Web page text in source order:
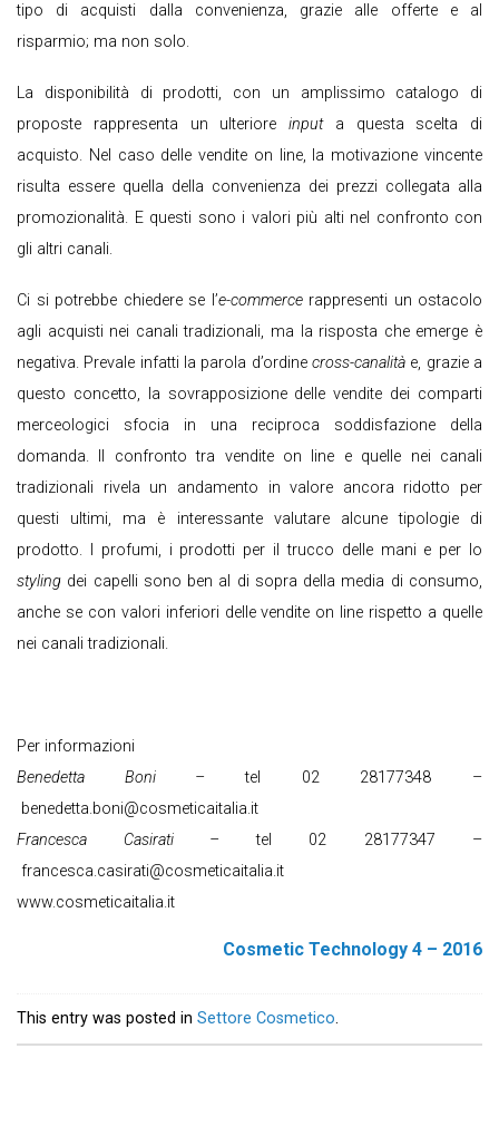
tipo di acquisti dalla convenienza, grazie alle offerte e al
risparmio; ma non solo.
La disponibilità di prodotti, con un amplissimo catalogo di
proposte rappresenta un ulteriore inputa questa scelta di
acquisto. Nel caso delle vendite on line, la motivazione vincente
risulta essere quella della convenienza dei prezzi collegata alla
promozionalità. E questi sono i valori più alti nel confronto con
gli altri canali.
Ci si potrebbe chiedere se l’e-commercerappresenti un ostacolo
agli acquisti nei canali tradizionali, ma la risposta che emerge è
negativa. Prevale infatti la parola d’ordine cross-canalità e, grazie a
questo concetto, la sovrapposizione delle vendite dei comparti
merceologici sfocia in una reciproca soddisfazione della
domanda. Il confronto tra vendite on line e quelle nei canali
tradizionali rivela un andamento in valore ancora ridotto per
questi ultimi, ma è interessante valutare alcune tipologie di
prodotto. I profumi, i prodotti per il trucco delle mani e per lo
styling dei capelli sono ben al di sopra della media di consumo,
anche se con valori inferiori delle vendite on line rispetto a quelle
nei canali tradizionali.
Per informazioni
Benedetta Boni –tel 02 28177348 –
benedetta.boni@cosmeticaitalia.it
Francesca Casirati –tel 02 28177347 –
francesca.casirati@cosmeticaitalia.it
www.cosmeticaitalia.it
Cosmetic Technology 4 – 2016
This entry was posted in Settore Cosmetico.